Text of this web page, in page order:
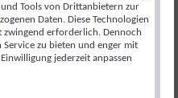
Tools von Drittanbietern zur
Daten. Diese Technologien
erforderlich. Dennoch
Service zu bieten und enger mit
jederzeit anpassen